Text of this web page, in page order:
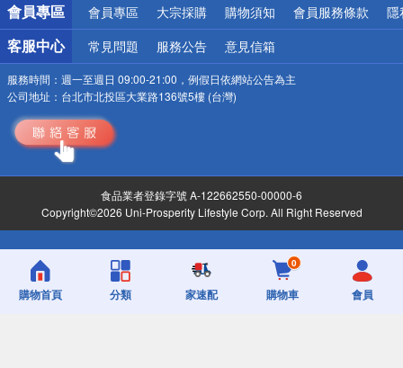
會員專區 會員專區 大宗採購 購物須知 會員服務條款 隱
客服中心 常見問題 服務公告 意見信箱
服務時間： 週一至週日 09:00-21:00，例假日依網站公告為主
公司地址： 台北市北投區大業路136號5樓 (台灣)
食品業者登錄字號 A-122662550-00000-6
Copyright©2026 Uni-Prosperity Lifestyle Corp. All Right Reserved
購物首頁 分類 家速配
0
購物車 會員